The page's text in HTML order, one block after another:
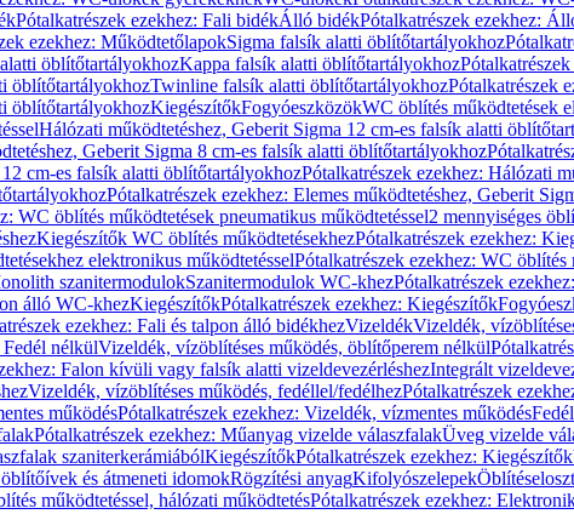
Pótalkatrészek ezekhez: Fali bidékÁlló bidékPótalkatrészek ezekhez:
ezekhez: MűködtetőlapokSigma falsík alatti öblítőtartályokhoz
öblítőtartályokhozKappa falsík alatti öblítőtartályokhoz
öblítőtartályokhozTwinline falsík alatti öblítőtartályokhozPótalkatrészek
öblítőtartályokhozKiegészítőkFogyóeszközökWC öblítés működtetések
Hálózati működtetéshez, Geberit Sigma 12 cm-es falsík alatti
Geberit Sigma 8 cm-es falsík alatti öblítőtartályokhoz
cm-es falsík alatti öblítőtartályokhozPótalkatrészek ezekhez: Hálózati
Pótalkatrészek ezekhez: Elemes működtetéshez, Geberit
WC öblítés működtetések pneumatikus működtetéssel2 mennyiséges
Kiegészítők WC öblítés működtetésekhezPótalkatrészek ezekhez:
elektronikus működtetésselPótalkatrészek ezekhez: WC
szanitermodulokSzanitermodulok WC-khezPótalkatrészek
álló WC-khezKiegészítőkPótalkatrészek ezekhez: Kiegészítők
ezekhez: Fali és talpon álló bidékhezVizeldékVizeldék,
Fedél nélkülVizeldék, vízöblítéses működés, öblítőperem nélkül
Falon kívüli vagy falsík alatti vizeldevezérléshezIntegrált
Vizeldék, vízöblítéses működés, fedéllel/fedélhezPótalkatrészek
működésPótalkatrészek ezekhez: Vizeldék, vízmentes működés
Pótalkatrészek ezekhez: Műanyag vizelde válaszfalakÜveg vizelde
szaniterkerámiábólKiegészítőkPótalkatrészek ezekhez: Kiegészítők
és átmeneti idomokRögzítési anyagKifolyószelepek
működtetéssel, hálózati működtetésPótalkatrészek ezekhez: